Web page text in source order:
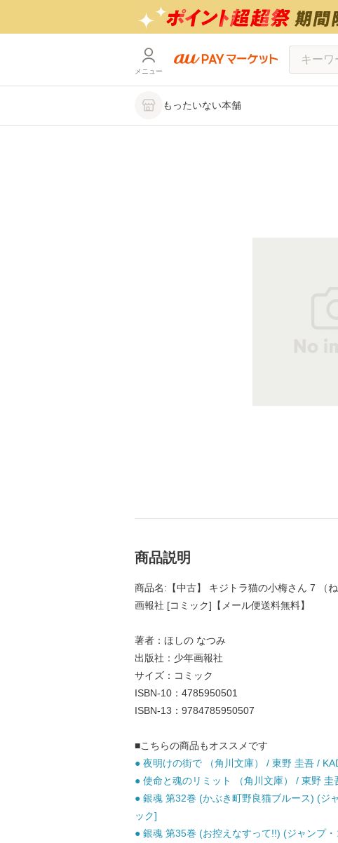
メニュー
もったいない本舗
商品説明
商品名:【中古】 キジトラ猫の小梅さん 7 （
画報社 [コミック]【メール便送料無料】
著者：ほしの なつみ
出版社：少年画報社
サイズ：コミック
ISBN-10：4785950501
ISBN-13：9784785950507
■こちらの商品もオススメです
● 夜明けの街で （角川文庫） / 東野 圭吾 /
● 使命と魂のリミット （角川文庫） / 東野 圭
● 銀魂 第32巻 (かぶき町野良猫ブルース) (ジ
ック]
● 銀魂 第35巻 (お控えなすって!!) (ジャンプ